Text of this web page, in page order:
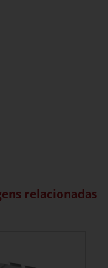
relacionadas